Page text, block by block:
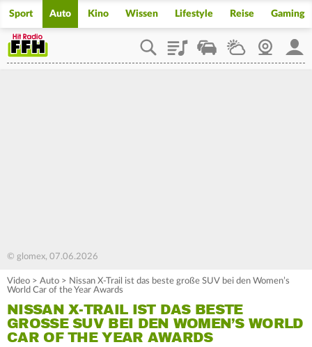
Sport Auto Kino Wissen Lifestyle Reise Gaming
PlaylistStaupilotWetterWebcam
© glomex, 07.06.2026
Video > Auto > Nissan X-Trail ist das beste große SUV bei den Women’s
World Car of the Year Awards
NISSAN X-TRAIL IST DAS BESTE
GROSSE SUV BEI DEN WOMEN’S WORLD C
AR OF THE YEAR AWARDS